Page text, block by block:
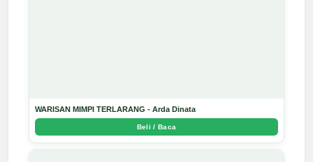
WARISAN MIMPI TERLARANG - Arda Dinata
Beli / Baca